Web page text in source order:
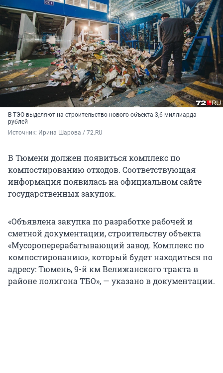
В ТЭО выделяют на строительство нового объекта 3,6 миллиарда
рублей
Источник: Ирина Шарова / 72.RU
В Тюмени должен появиться комплекс по
компостированию отходов. Соответствующая
информация появилась на официальном сайте
государственных закупок.
«Объявлена закупка по разработке рабочей и
сметной документации, строительству объекта
«Мусороперерабатывающий завод. Комплекс по
компостированию», который будет находиться по
адресу: Тюмень, 9-й км Велижанского тракта в
районе полигона ТБО», — указано в документации.